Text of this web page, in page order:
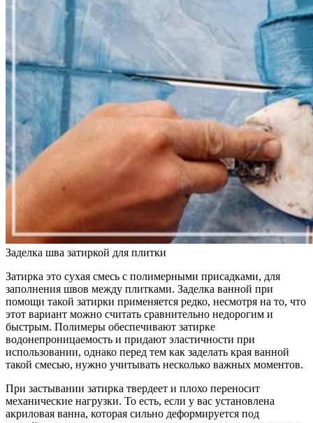
Заделка шва затиркой для плитки
Затирка это сухая смесь с полимерными присадками, для
заполнения швов между плитками. Заделка ванной при
помощи такой затирки применяется редко, несмотря на то, что
этот вариант можно считать сравнительно недорогим и
быстрым. Полимеры обеспечивают затирке
водонепроницаемость и придают эластичности при
использовании, однако перед тем как заделать края ванной
такой смесью, нужно учитывать несколько важных моментов.
При застывании затирка твердеет и плохо переносит
механические нагрузки. То есть, если у вас установлена
акриловая ванна, которая сильно деформируется под